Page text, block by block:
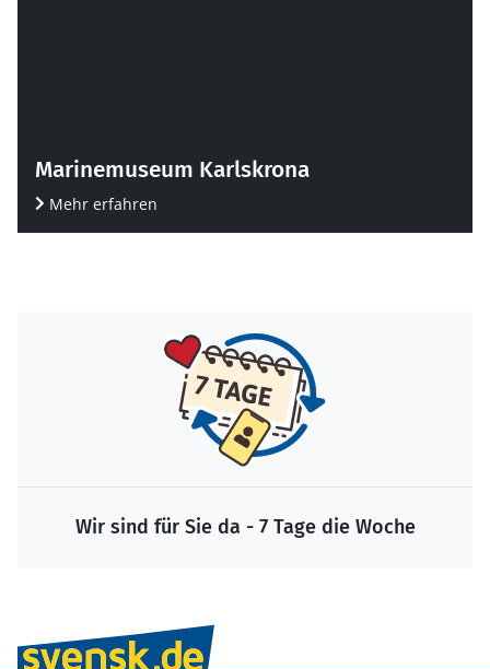
Marinemuseum Karlskrona
Mehr erfahren
Wir sind für Sie da - 7 Tage die Woche